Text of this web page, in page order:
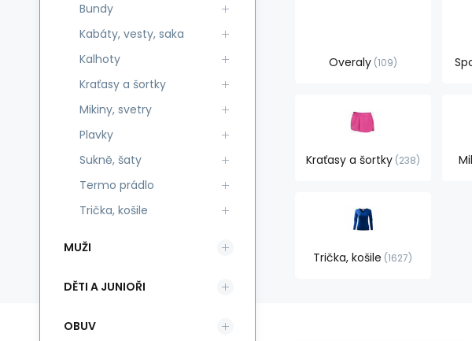
Overaly 109
Kraťasy a šortky 238
Trička, košile 1627
Bundy
Kabáty, vesty, saka
Kalhoty
Kraťasy a šortky
Mikiny, svetry
Plavky
Sukně, šaty
Termo prádlo
Trička, košile
MUŽI
DĚTI A JUNIOŘI
OBUV